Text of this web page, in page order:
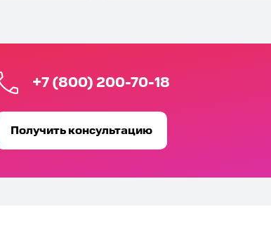
+7 (800) 200-70-18
Получить консультацию